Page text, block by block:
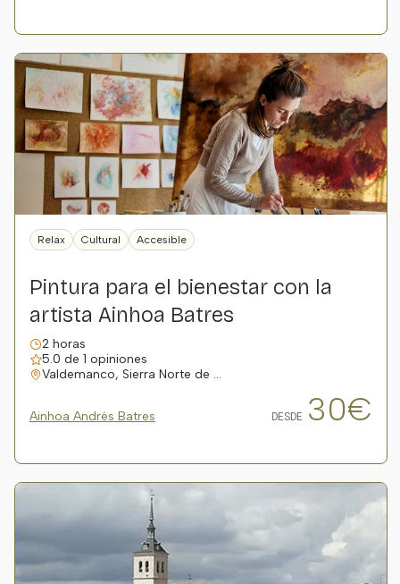
Relax Cultural Accesible
Pintura para el bienestar con la
artista Ainhoa Batres
2 horas
5.0 de 1 opiniones
Valdemanco, Sierra Norte de …
Ainhoa Andrés Batres DESDE 30€